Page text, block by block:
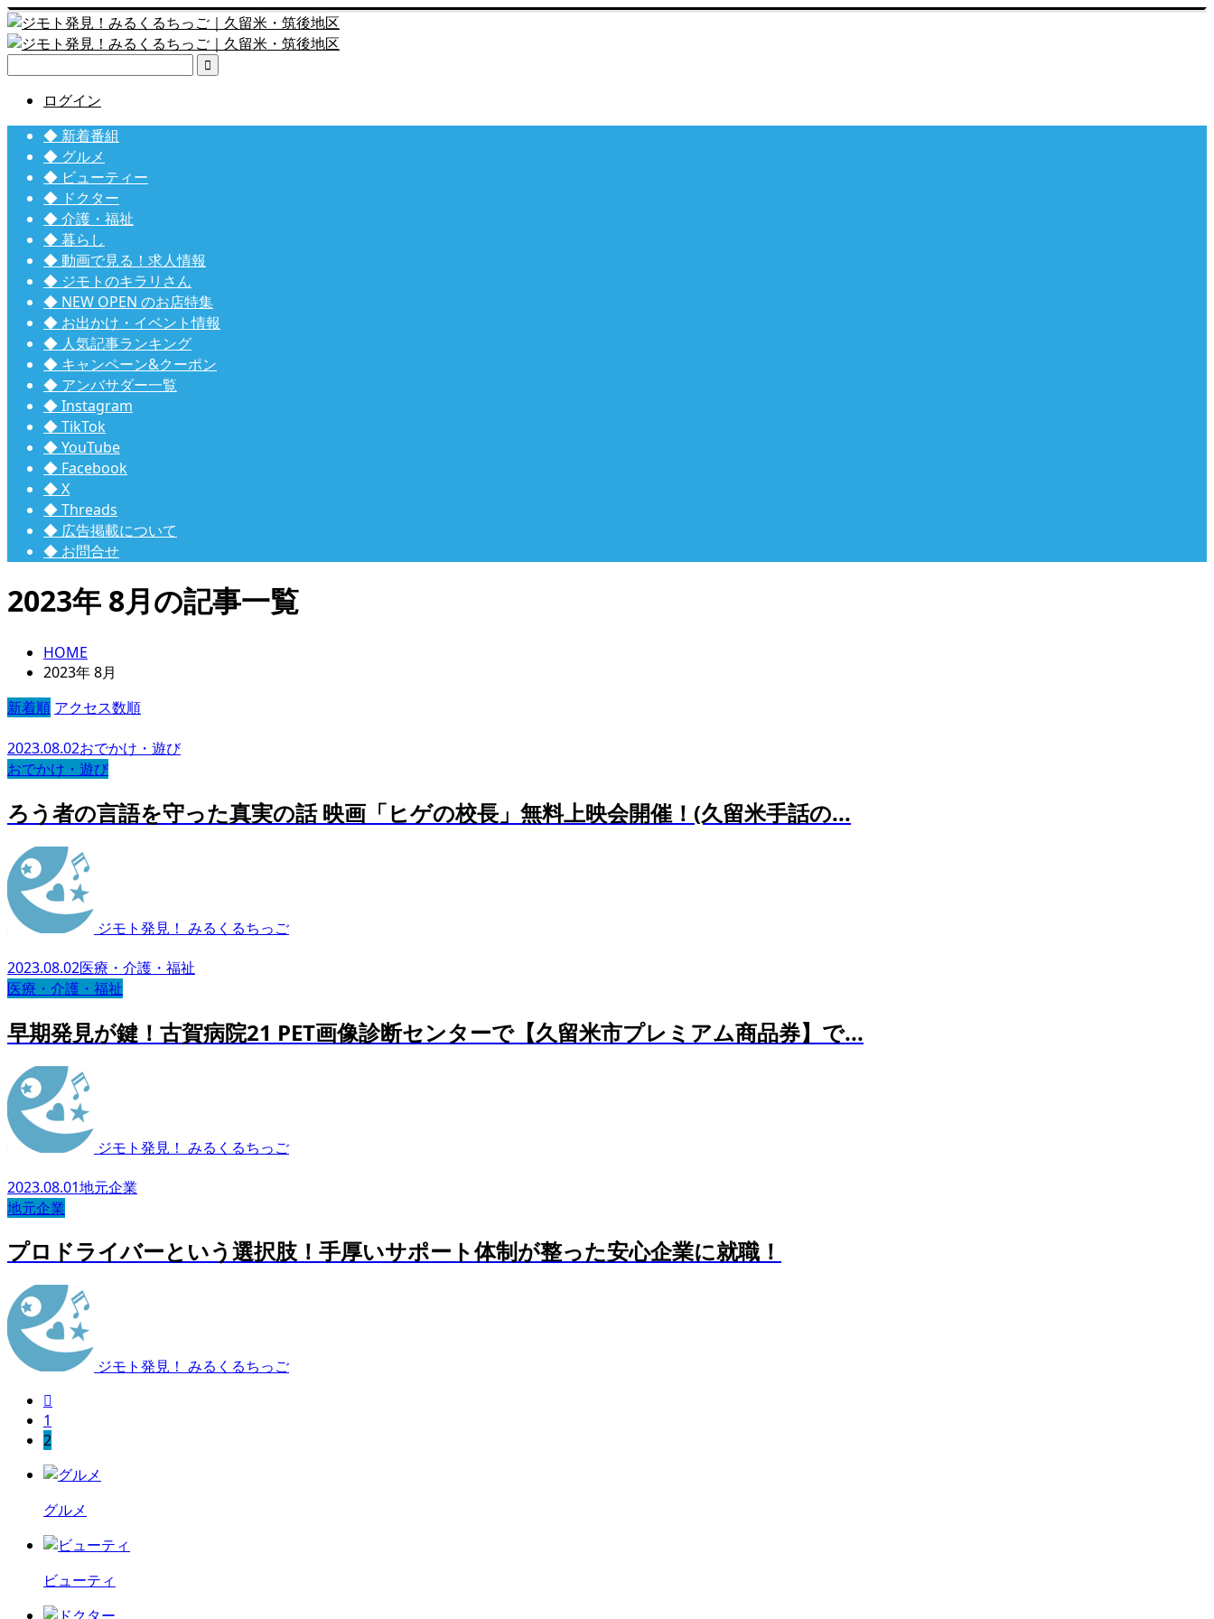

ログイン
◆ 新着番組
◆ グルメ
◆ ビューティー
◆ ドクター
◆ 介護・福祉
◆ 暮らし
◆ 動画で見る！求人情報
◆ ジモトのキラリさん
◆ NEW OPEN のお店特集
◆ お出かけ・イベント情報
◆ 人気記事ランキング
◆ キャンペーン&クーポン
◆ アンバサダー一覧
◆ Instagram
◆ TikTok
◆ YouTube
◆ Facebook
◆ X
◆ Threads
◆ 広告掲載について
◆ お問合せ
2023年 8月の記事一覧
HOME
2023年 8月
新着順 アクセス数順
2023.08.02おでかけ・遊び
おでかけ・遊び
ろう者の言語を守った真実の話 映画「ヒゲの校長」無料上映会開催！(久留米手話の...
ジモト発見！ みるくるちっご
2023.08.02医療・介護・福祉
医療・介護・福祉
早期発見が鍵！古賀病院21 PET画像診断センターで【久留米市プレミアム商品券】で...
ジモト発見！ みるくるちっご
2023.08.01地元企業
地元企業
プロドライバーという選択肢！手厚いサポート体制が整った安心企業に就職！
ジモト発見！ みるくるちっご

1
2
グルメ
ビューティ